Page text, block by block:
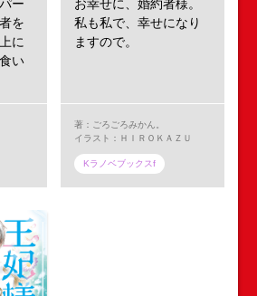
ー
を
に
い
お幸せに、婚約者様。
私も私で、幸せになり
ますので。
著：ごろごろみかん。
イラスト：ＨＩＲＯＫＡＺＵ
Kラノベブックスf